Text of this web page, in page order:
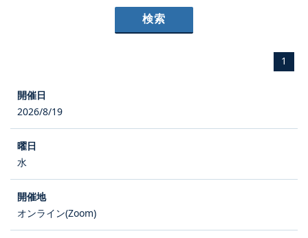
1
2026/8/19
水
オンライン(Zoom)